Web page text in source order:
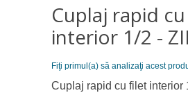
Cuplaj rapid
interior 1/2 -
Fiţi primul(a) să analizaţi acest
Cuplaj rapid cu filet interior